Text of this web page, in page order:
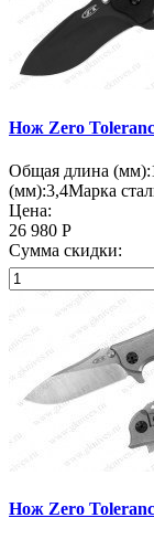
Нож Zero
Общая длина
(мм):3,4Марка
Цена:
26 980 Р
Сумма скидки:
Нож Zero